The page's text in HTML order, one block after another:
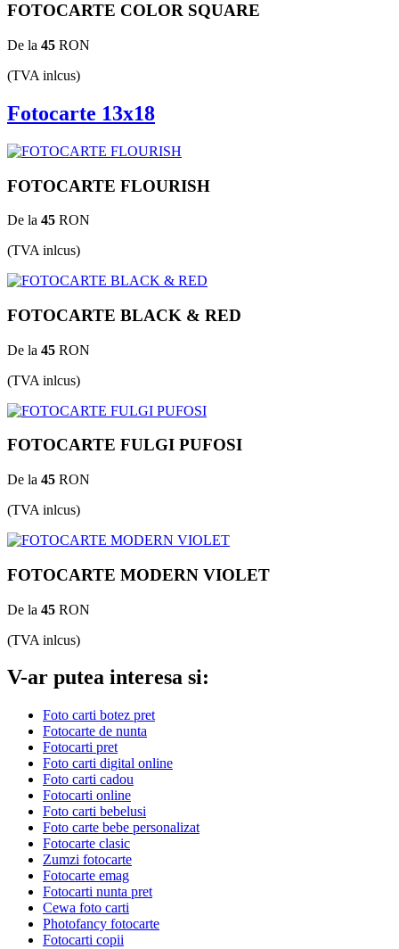
FOTOCARTE COLOR SQUARE
De la 45 RON
(TVA inlcus)
Fotocarte 13x18
FOTOCARTE FLOURISH
De la 45 RON
(TVA inlcus)
FOTOCARTE BLACK & RED
De la 45 RON
(TVA inlcus)
FOTOCARTE FULGI PUFOSI
De la 45 RON
(TVA inlcus)
FOTOCARTE MODERN VIOLET
De la 45 RON
(TVA inlcus)
V-ar putea interesa si:
Foto carti botez pret
Fotocarte de nunta
Fotocarti pret
Foto carti digital online
Foto carti cadou
Fotocarti online
Foto carti bebelusi
Foto carte bebe personalizat
Fotocarte clasic
Zumzi fotocarte
Fotocarte emag
Fotocarti nunta pret
Cewa foto carti
Photofancy fotocarte
Fotocarti copii